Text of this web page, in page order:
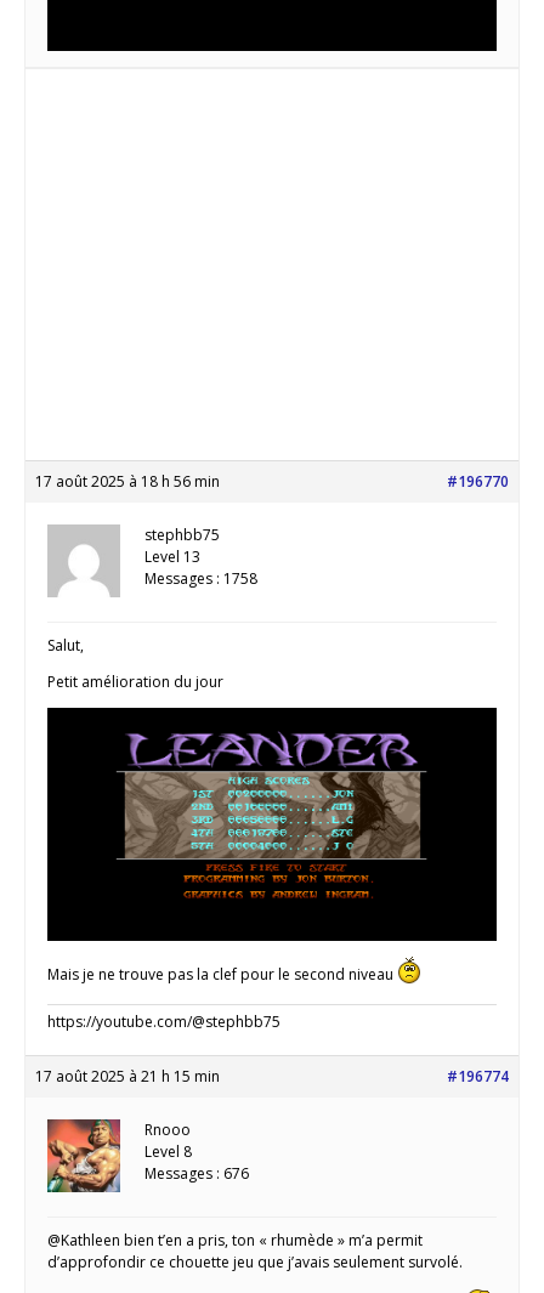
17 août 2025 à 18 h 56 min #196770
stephbb75
Level 13
Messages : 1758
Salut,
Petit amélioration du jour
Mais je ne trouve pas la clef pour le second niveau
https://youtube.com/@stephbb75
17 août 2025 à 21 h 15 min #196774
Rnooo
Level 8
Messages : 676
@Kathleen bien t’en a pris, ton « rhumède » m’a permit
d’approfondir ce chouette jeu que j’avais seulement survolé.